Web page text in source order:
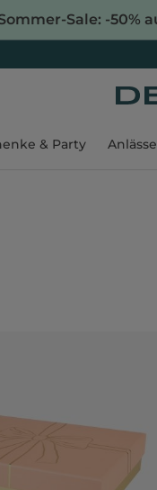
Sale: -50%
& Party Anlässe